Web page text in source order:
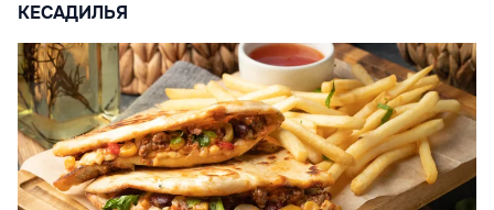
КЕСАДИЛЬЯ